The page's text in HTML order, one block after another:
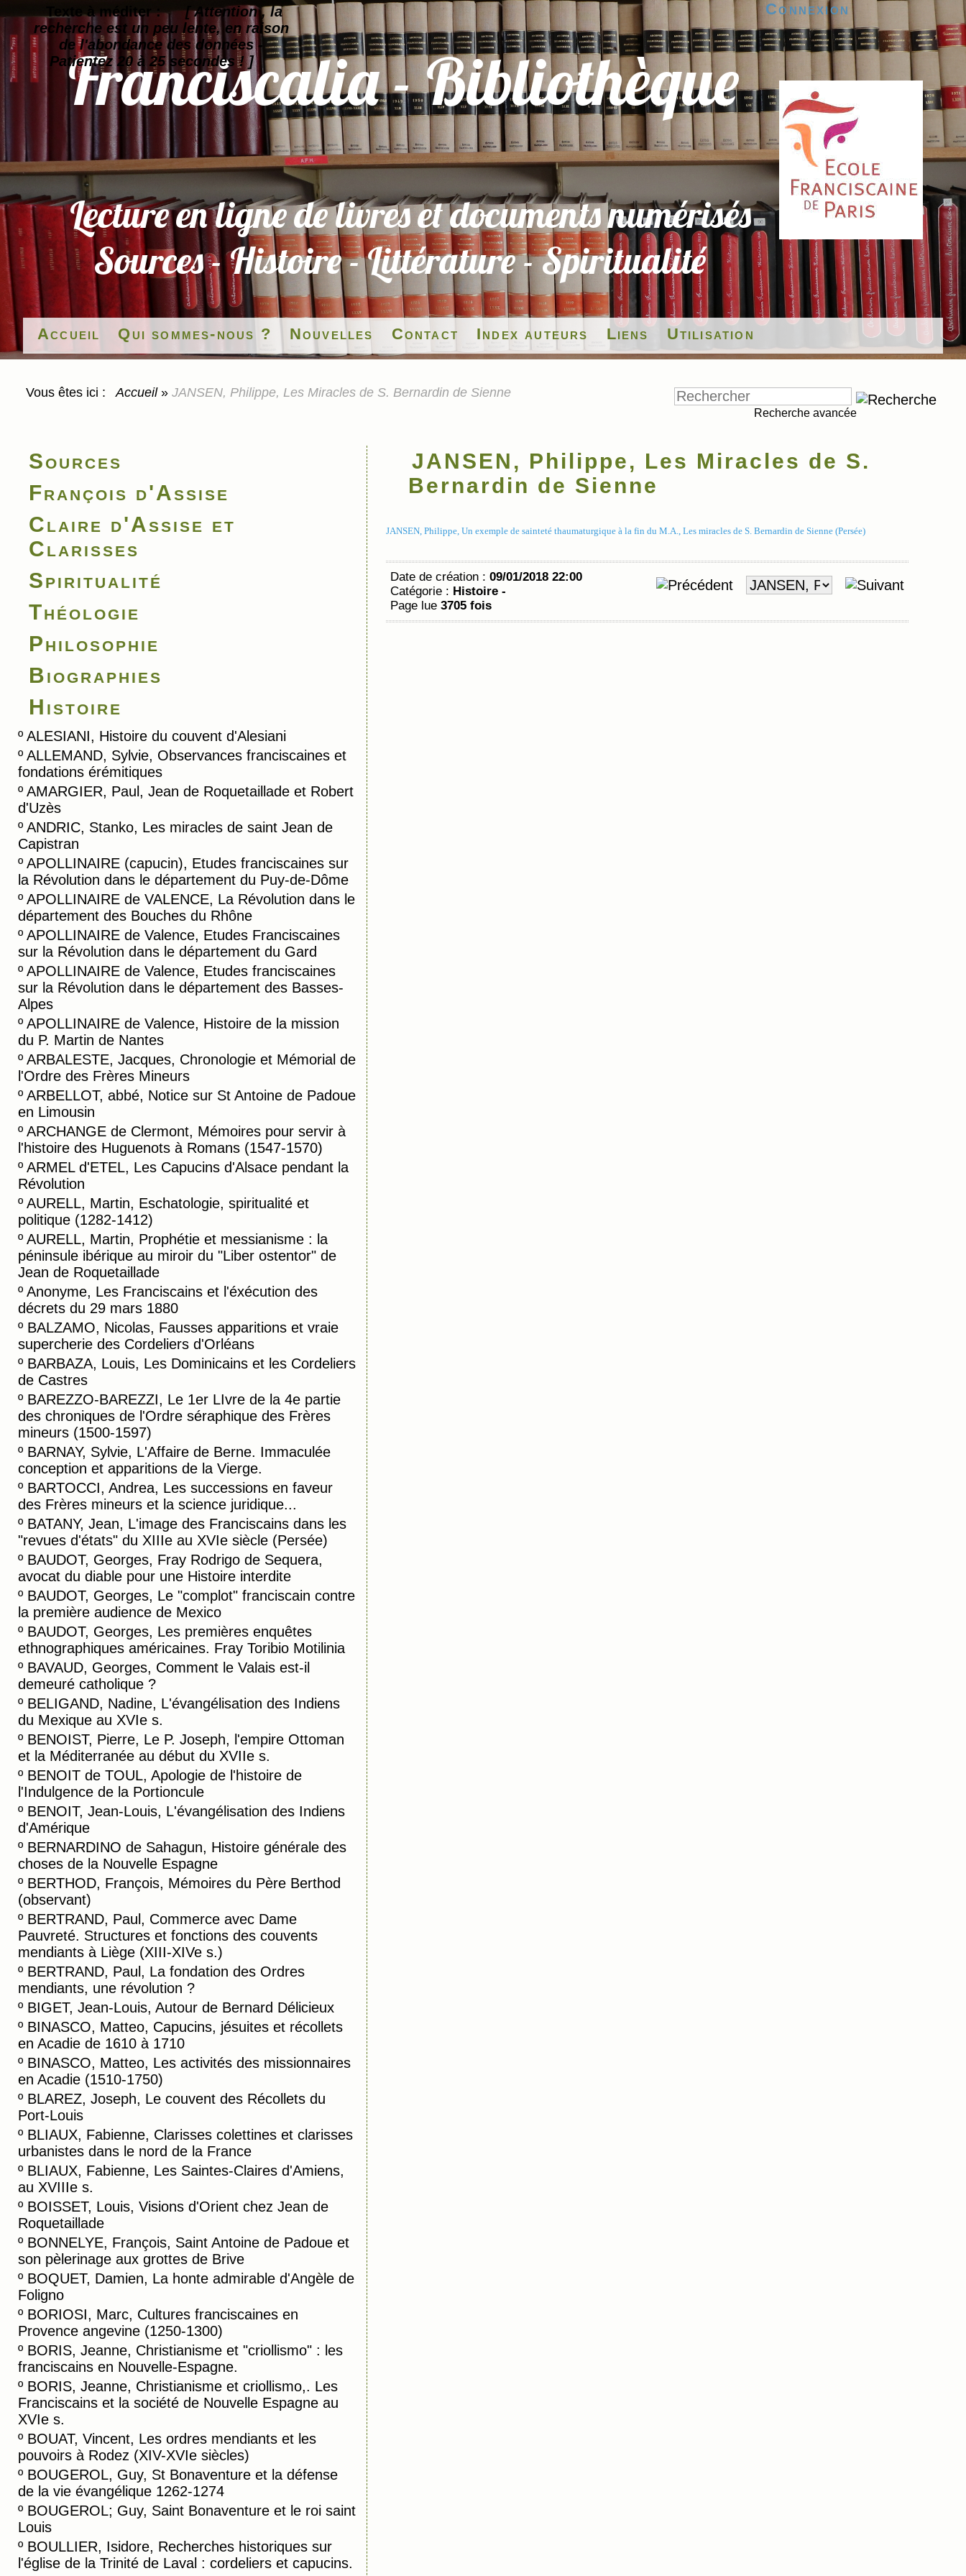
Texte à méditer :
[ Attention , la
recherche est un peu lente, en raison
de l'abondance des données -
Patientez 20 à 25 secondes ! ]
Accueil
Connexion
Qui sommes-nous ? Nouvelles Contact Index auteurs Liens Utilisation
Vous êtes ici : Accueil » JANSEN, Philippe, Les Miracles de S. Bernardin de Sienne
Recherche avancée
Sources
François d'Assise
Claire d'Assise et
Clarisses
Spiritualité
Théologie
Philosophie
Biographies
Histoire
º ALESIANI, Histoire du couvent d'Alesiani
º ALLEMAND, Sylvie, Observances franciscaines et
fondations érémitiques
º AMARGIER, Paul, Jean de Roquetaillade et Robert
d'Uzès
º ANDRIC, Stanko, Les miracles de saint Jean de
Capistran
º APOLLINAIRE (capucin), Etudes franciscaines sur
la Révolution dans le département du Puy-de-Dôme
º APOLLINAIRE de VALENCE, La Révolution dans le
département des Bouches du Rhône
º APOLLINAIRE de Valence, Etudes Franciscaines
sur la Révolution dans le département du Gard
º APOLLINAIRE de Valence, Etudes franciscaines
sur la Révolution dans le département des Basses-
Alpes
º APOLLINAIRE de Valence, Histoire de la mission
du P. Martin de Nantes
º ARBALESTE, Jacques, Chronologie et Mémorial de
l'Ordre des Frères Mineurs
º ARBELLOT, abbé, Notice sur St Antoine de Padoue
en Limousin
º ARCHANGE de Clermont, Mémoires pour servir à
l'histoire des Huguenots à Romans (1547-1570)
º ARMEL d'ETEL, Les Capucins d'Alsace pendant la
Révolution
º AURELL, Martin, Eschatologie, spiritualité et
politique (1282-1412)
º AURELL, Martin, Prophétie et messianisme : la
péninsule ibérique au miroir du "Liber ostentor" de
Jean de Roquetaillade
º Anonyme, Les Franciscains et l'éxécution des
décrets du 29 mars 1880
º BALZAMO, Nicolas, Fausses apparitions et vraie
supercherie des Cordeliers d'Orléans
º BARBAZA, Louis, Les Dominicains et les Cordeliers
de Castres
º BAREZZO-BAREZZI, Le 1er LIvre de la 4e partie
des chroniques de l'Ordre séraphique des Frères
mineurs (1500-1597)
º BARNAY, Sylvie, L'Affaire de Berne. Immaculée
conception et apparitions de la Vierge.
º BARTOCCI, Andrea, Les successions en faveur
des Frères mineurs et la science juridique...
º BATANY, Jean, L'image des Franciscains dans les
"revues d'états" du XIIIe au XVIe siècle (Persée)
º BAUDOT, Georges, Fray Rodrigo de Sequera,
avocat du diable pour une Histoire interdite
º BAUDOT, Georges, Le "complot" franciscain contre
la première audience de Mexico
º BAUDOT, Georges, Les premières enquêtes
ethnographiques américaines. Fray Toribio Motilinia
º BAVAUD, Georges, Comment le Valais est-il
demeuré catholique ?
º BELIGAND, Nadine, L'évangélisation des Indiens
du Mexique au XVIe s.
º BENOIST, Pierre, Le P. Joseph, l'empire Ottoman
et la Méditerranée au début du XVIIe s.
º BENOIT de TOUL, Apologie de l'histoire de
l'Indulgence de la Portioncule
º BENOIT, Jean-Louis, L'évangélisation des Indiens
d'Amérique
º BERNARDINO de Sahagun, Histoire générale des
choses de la Nouvelle Espagne
º BERTHOD, François, Mémoires du Père Berthod
(observant)
º BERTRAND, Paul, Commerce avec Dame
Pauvreté. Structures et fonctions des couvents
mendiants à Liège (XIII-XIVe s.)
º BERTRAND, Paul, La fondation des Ordres
mendiants, une révolution ?
º BIGET, Jean-Louis, Autour de Bernard Délicieux
º BINASCO, Matteo, Capucins, jésuites et récollets
en Acadie de 1610 à 1710
º BINASCO, Matteo, Les activités des missionnaires
en Acadie (1510-1750)
º BLAREZ, Joseph, Le couvent des Récollets du
Port-Louis
º BLIAUX, Fabienne, Clarisses colettines et clarisses
urbanistes dans le nord de la France
º BLIAUX, Fabienne, Les Saintes-Claires d'Amiens,
au XVIIIe s.
º BOISSET, Louis, Visions d'Orient chez Jean de
Roquetaillade
º BONNELYE, François, Saint Antoine de Padoue et
son pèlerinage aux grottes de Brive
º BOQUET, Damien, La honte admirable d'Angèle de
Foligno
º BORIOSI, Marc, Cultures franciscaines en
Provence angevine (1250-1300)
º BORIS, Jeanne, Christianisme et "criollismo" : les
franciscains en Nouvelle-Espagne.
º BORIS, Jeanne, Christianisme et criollismo,. Les
Franciscains et la société de Nouvelle Espagne au
XVIe s.
º BOUAT, Vincent, Les ordres mendiants et les
pouvoirs à Rodez (XIV-XVIe siècles)
º BOUGEROL, Guy, St Bonaventure et la défense
de la vie évangélique 1262-1274
º BOUGEROL; Guy, Saint Bonaventure et le roi saint
Louis
º BOULLIER, Isidore, Recherches historiques sur
l'église de la Trinité de Laval : cordeliers et capucins.
JANSEN, Philippe, Les Miracles de S.
Bernardin de Sienne
JANSEN, Philippe, Un exemple de sainteté thaumaturgique à la fin du M.A., Les miracles de S. Bernardin de Sienne (Persée)
Date de création : 09/01/2018 22:00
Catégorie : Histoire -
Page lue 3705 fois